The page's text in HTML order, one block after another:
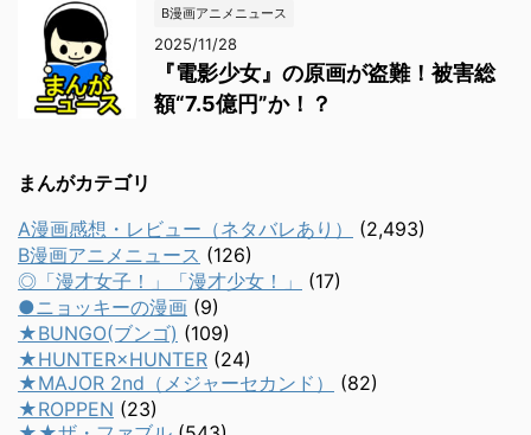
B漫画アニメニュース
2025/11/28
『電影少女』の原画が盗難！被害総
額“7.5億円”か！？
まんがカテゴリ
A漫画感想・レビュー（ネタバレあり）
(2,493)
B漫画アニメニュース (126)
◎「漫才女子！」「漫才少女！」
(17)
●ニョッキーの漫画 (9)
★BUNGO(ブンゴ) (109)
★HUNTER×HUNTER (24)
★MAJOR 2nd（メジャーセカンド）
(82)
★ROPPEN (23)